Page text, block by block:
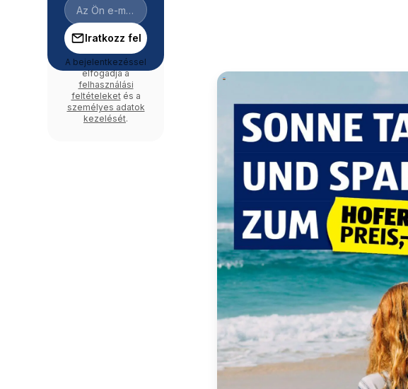
Iratkozz fel
A bejelentkezéssel
elfogadja a
felhasználási
feltételeketés a
személyes adatok
kezelését.